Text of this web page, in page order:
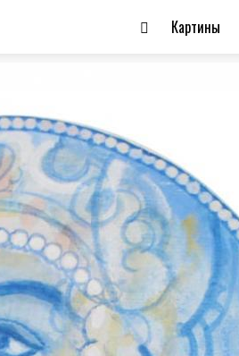
Картины